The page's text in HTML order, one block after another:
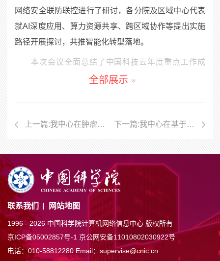
网络安全联防联控进行了研讨，各分院及区域中心代表
就AI深度应用、算力资源共享、跨区域协作等提出实施
路径开展探讨，共推智能化转型落地。
本次会议全面总结了中国科技云年度重点工作成
果，深入研讨智能化转型路径与“十五五”网信发展规
密协作，未来将以AI4S为核心，构建开放协同的科研信
全部展示
上一篇:我中心在肿瘤生物信息学研究中取得新进展 下一篇:我中心在基于深度学习的时间序列预测领域取得进展
联系我们 网站地图
1996 -2026 中国科学院计算机网络信息中心 版权所有
京ICP备05002857号-1 京公网安备11010802030922号
电话：010-58812280 Email：supervise@cnic.cn